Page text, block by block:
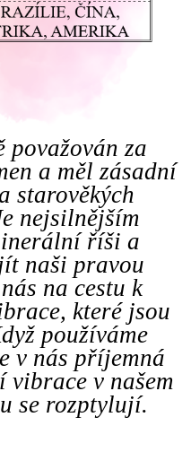
za
a měl zásadní
starověkých
nejsilnějším
říši a
naši pravou
na cestu k
které jsou
používáme
v nás příjemná
vibrace v našem
se rozptylují.